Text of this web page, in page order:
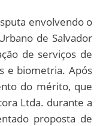
envolvendo o
de Salvador
de serviços de
e biometria. Após
do mérito, que
Ltda. durante a
proposta de